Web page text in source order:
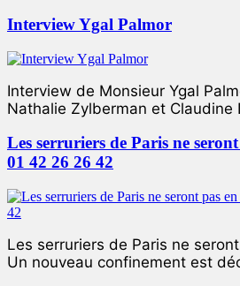
Interview Ygal Palmor
Interview de Monsieur Ygal
Nathalie Zylberman et Claudine
Les serruriers de Paris ne
01 42 26 26 42
Les serruriers de Paris ne
Un nouveau confinement est